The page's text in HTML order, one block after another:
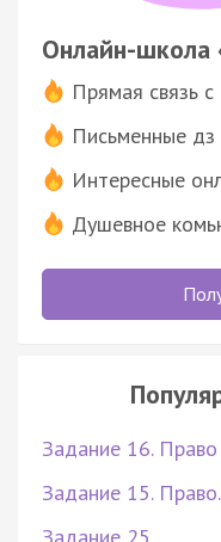
Онлайн-школа
Прямая связь
Письменные дз
Интересные
Душевное
Задание 16. Право
Задание 15.
Задание 25